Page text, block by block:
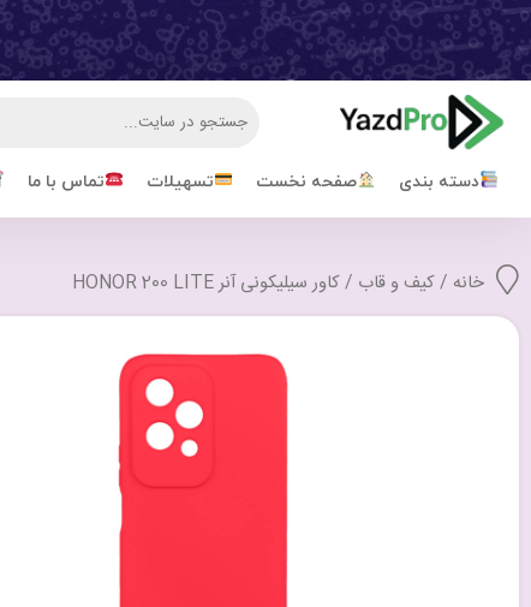
دسته بندی صفحه نخست تسهیلات تماس با ما
خانه /کیف و قاب / کاور سیلیکونی آنر HONOR 200 LITE